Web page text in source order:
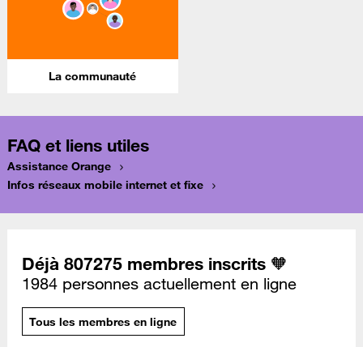
La communauté
FAQ et liens utiles
Assistance Orange
Infos réseaux mobile internet et fixe
Déjà 807275 membres inscrits 🧡
1984 personnes actuellement en ligne
Tous les membres en ligne